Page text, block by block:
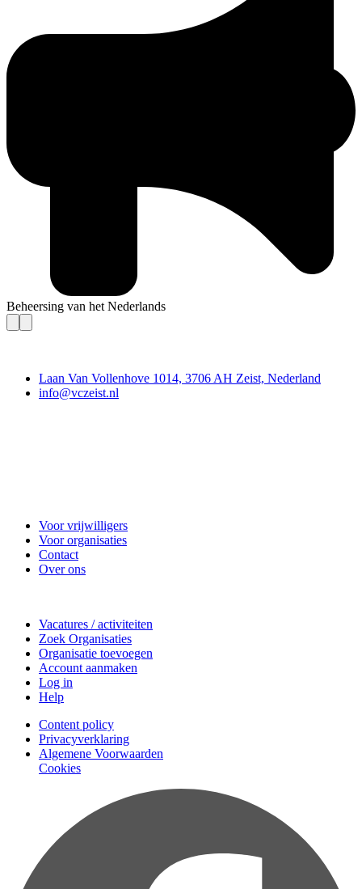
Beheersing van het Nederlands
Laan Van Vollenhove 1014, 3706 AH Zeist, Nederland
info@vczeist.nl
Voor vrijwilligers
Voor organisaties
Contact
Over ons
Vacatures / activiteiten
Zoek Organisaties
Organisatie toevoegen
Account aanmaken
Log in
Help
Content policy
Privacyverklaring
Algemene Voorwaarden
Cookies